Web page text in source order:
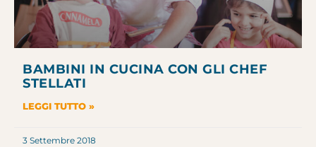
BAMBINI IN CUCINA CON GLI CHEF
STELLATI
LEGGI TUTTO »
3 Settembre 2018